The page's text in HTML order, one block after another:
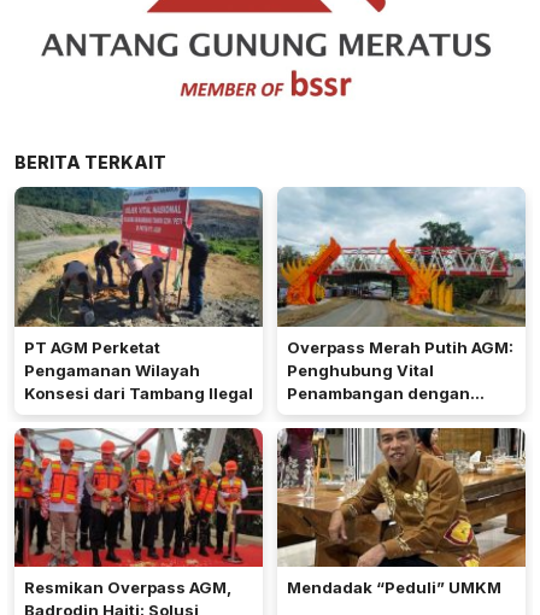
BERITA TERKAIT
PT AGM Perketat
Pengamanan Wilayah
Konsesi dari Tambang Ilegal
Overpass Merah Putih AGM:
Penghubung Vital
Penambangan dengan
Desain Ekonik
Resmikan Overpass AGM,
Badrodin Haiti: Solusi
Mendadak “Peduli” UMKM